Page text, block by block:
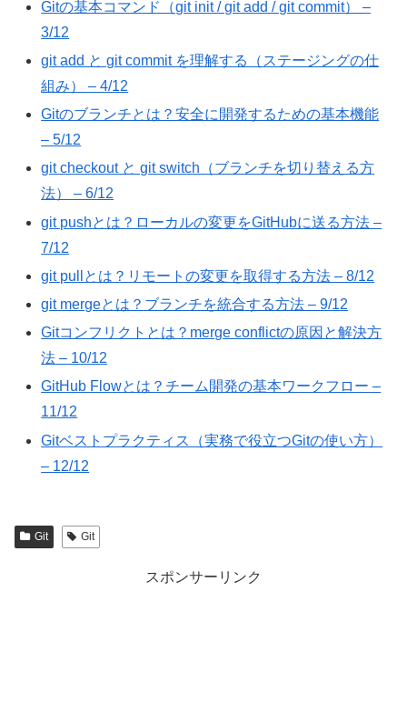
Gitの基本コマンド（git init / git add / git commit） –
3/12
git add と git commit を理解する（ステージングの仕
組み） – 4/12
Gitのブランチとは？安全に開発するための基本機能
– 5/12
git checkout と git switch（ブランチを切り替える方
法） – 6/12
git pushとは？ローカルの変更をGitHubに送る方法 –
7/12
git pullとは？リモートの変更を取得する方法 – 8/12
git mergeとは？ブランチを統合する方法 – 9/12
Gitコンフリクトとは？merge conflictの原因と解決方
法 – 10/12
GitHub Flowとは？チーム開発の基本ワークフロー –
11/12
Gitベストプラクティス（実務で役立つGitの使い方）
– 12/12
Git Git
スポンサーリンク